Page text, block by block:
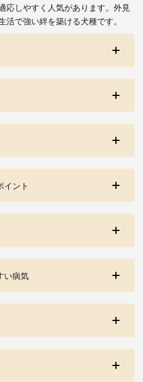
応しやすく人気があります。外見
で強い絆を築ける犬種です。
イント
い病気